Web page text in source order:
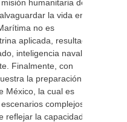
humanitaria de
la vida en
no es
aplicada, resultado
inteligencia naval y
Finalmente, con
la preparación
México, la cual es
complejos y
reflejar la capacidad